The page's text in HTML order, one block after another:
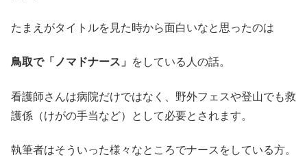
たまえがタイトルを見た時から面白いなと思ったのは
鳥取で「ノマドナース」 をしている人の話。
看護師さんは病院だけではなく、野外フェスや登山でも救
護係（けがの手当など）として必要とされます。
執筆者はそういった様々なところでナースをしている方。